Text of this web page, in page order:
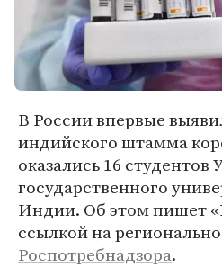
В России впервые
индийского штамма
оказались 16 студентов
государственного
Индии. Об этом пишет
ссылкой на
Роспотребнадзора.